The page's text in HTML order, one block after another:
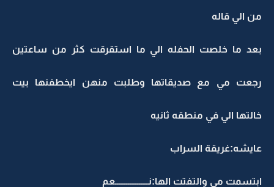
من الي قاله
بعد ما خلصت الحفله الي ما استقرقت كثر من ساعتين
رجعت مي مع صديقاتها وطلبت منهن ايخطفنها بيت
خالتها الي في منطقه ثانيه
عايشه:غريقة السراب
ابتسمت مي والتفتت الها:نــــــــــــــــــعم